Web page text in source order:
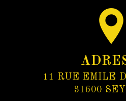
11 RUE EMILE
31600